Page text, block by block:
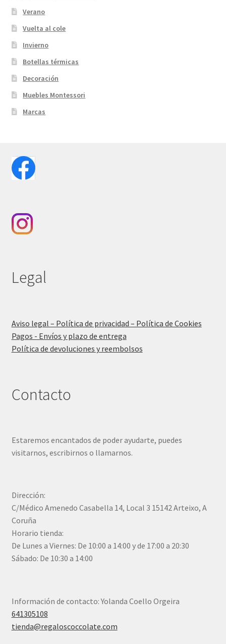
Verano
Vuelta al cole
Invierno
Botellas térmicas
Decoración
Muebles Montessori
Marcas
Legal
Aviso legal – Política de privacidad – Política de Cookies
Pagos - Envíos y plazo de entrega
Política de devoluciones y reembolsos
Contacto
Estaremos encantados de poder ayudarte, puedes
visitarnos, escribirnos o llamarnos.
Dirección:
C/Médico Amenedo Casabella 14, Local 3 15142 Arteixo, A
Coruña
Horario tienda:
De Lunes a Viernes: De 10:00 a 14:00 y de 17:00 a 20:30
Sábado: De 10:30 a 14:00
Información de contacto: Yolanda Coello Orgeira
641305108
tienda@regaloscoccolate.com